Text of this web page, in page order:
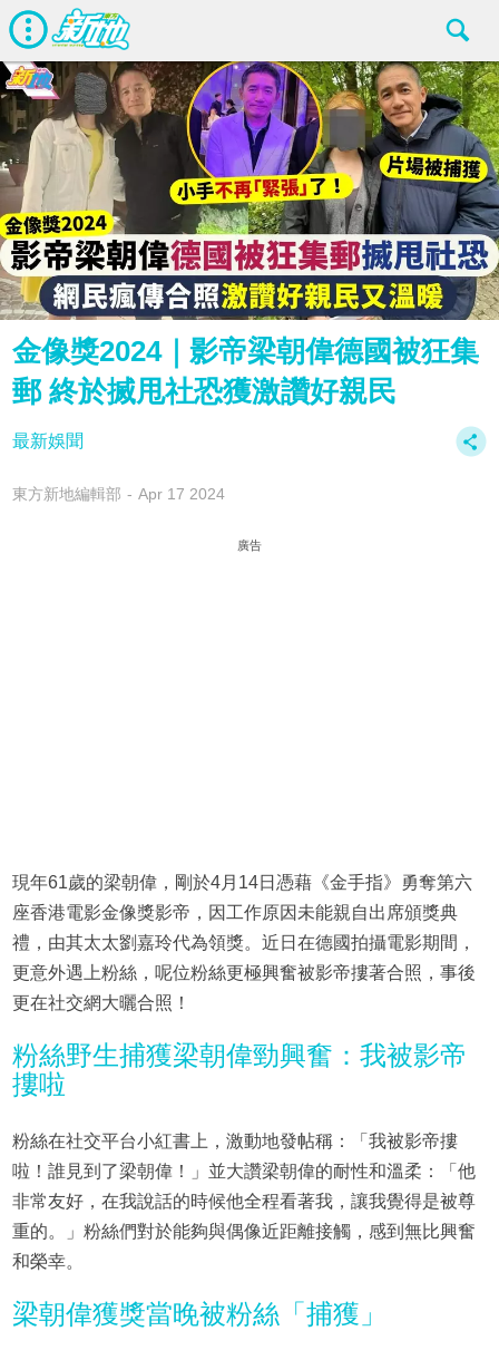
金像獎2024｜影帝梁朝偉德國被狂集
郵 終於搣甩社恐獲激讚好親民
最新娛聞
東方新地編輯部 Apr 17 2024
廣告
現年61歲的梁朝偉，剛於4月14日憑藉《金手指》勇奪第六
座香港電影金像獎影帝，因工作原因未能親自出席頒獎典
禮，由其太太劉嘉玲代為領獎。近日在德國拍攝電影期間，
更意外遇上粉絲，呢位粉絲更極興奮被影帝摟著合照，事後
更在社交網大曬合照！
粉絲野生捕獲梁朝偉勁興奮：我被影帝
摟啦
粉絲在社交平台小紅書上，激動地發帖稱：「我被影帝摟
啦！誰見到了梁朝偉！」並大讚梁朝偉的耐性和溫柔：「他
非常友好，在我說話的時候他全程看著我，讓我覺得是被尊
重的。」粉絲們對於能夠與偶像近距離接觸，感到無比興奮
和榮幸。
梁朝偉獲獎當晚被粉絲「捕獲」